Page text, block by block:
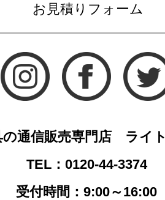
お見積りフォーム
の通信販売専門店 ライ
TEL：0120-44-3374
受付時間：9:00～16:00